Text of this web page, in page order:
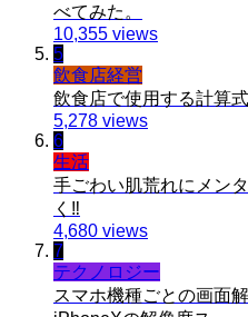
べてみた。
10,355 views
5
飲食店経営
飲食店で使用する計算
5,278 views
6
生活
手ごわい肌荒れにメン
く‼︎
4,680 views
7
テクノロジー
スマホ機種ごとの画面